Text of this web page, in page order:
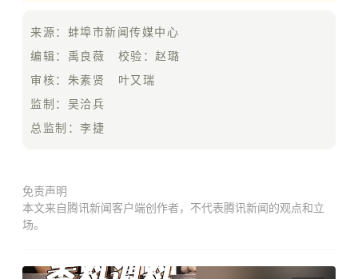
来源：蚌埠市新闻传媒中心
编辑：禹良薇 校验：赵璐
审核：朱素贤 叶又瑞
监制：吴洽兵
总监制： 李捷
免责声明
本文来自腾讯新闻客户端创作者，不代表腾讯新闻的观点和立
场。